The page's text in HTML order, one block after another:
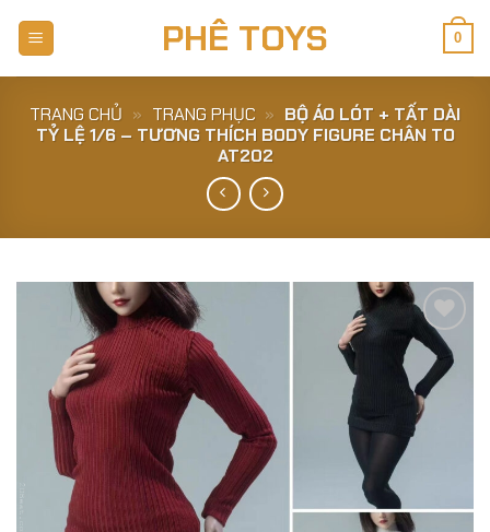
PHÊ TOYS 0
TRANG CHỦ » TRANG PHỤC » BỘ ÁO LÓT + TẤT DÀI
TỶ LỆ 1/6 – TƯƠNG THÍCH BODY FIGURE CHÂN TO
AT202
Add to
Wishlist